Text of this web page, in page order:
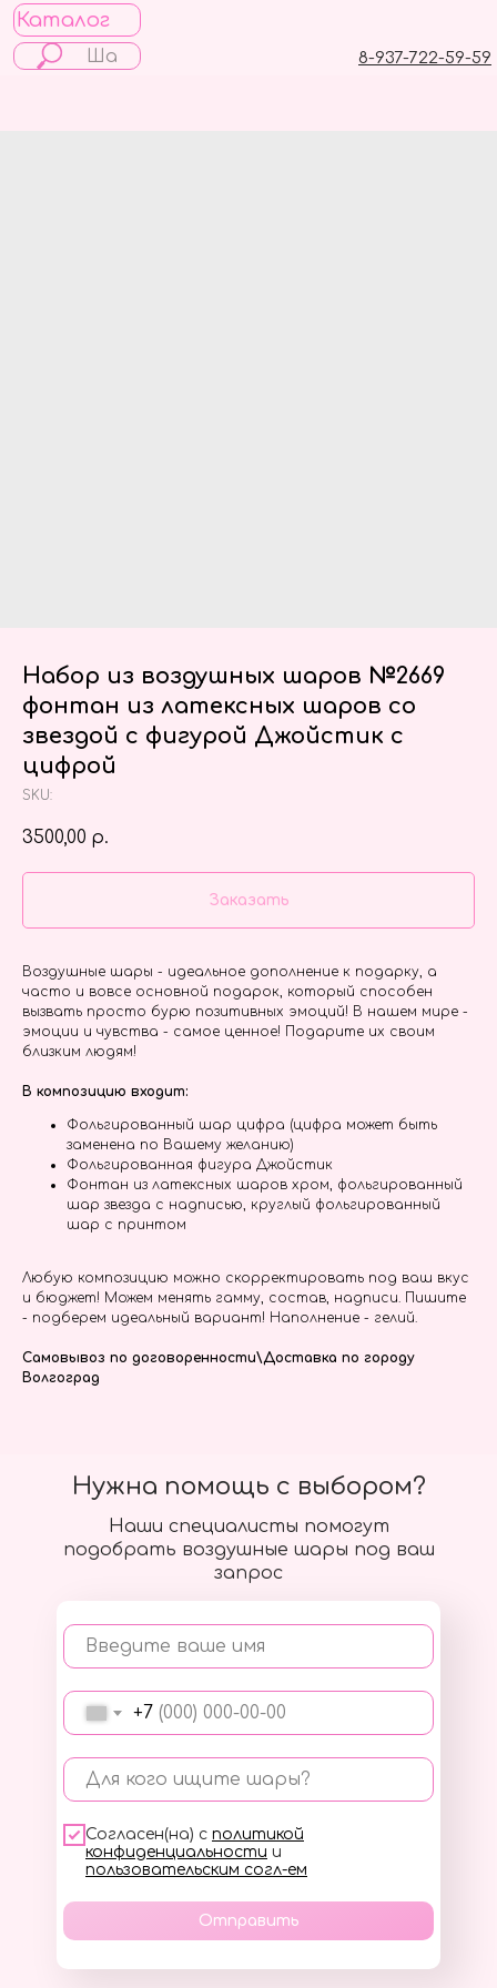
Каталог
8-937-722-59-59
Набор из воздушных шаров №2669
фонтан из латексных шаров со
звездой с фигурой Джойстик с
цифрой
SKU:
3500,00 р.
Заказать
Воздушные шары - идеальное дополнение к подарку, а
часто и вовсе основной подарок, который способен
вызвать просто бурю позитивных эмоций! В нашем мире -
эмоции и чувства - самое ценное! Подарите их своим
близким людям!
В композицию входит:
Фольгированный шар цифра (цифра может быть
заменена по Вашему желанию)
Фольгированная фигура Джойстик
Фонтан из латексных шаров хром, фольгированный
шар звезда с надписью, круглый фольгированный
шар с принтом
Любую композицию можно скорректировать под ваш вкус
и бюджет! Можем менять гамму, состав, надписи. Пишите
- подберем идеальный вариант! Наполнение - гелий.
Самовывоз по договоренности\Доставка по городу
Волгоград
Наши специалисты помогут
подобрать воздушные шары под ваш
запрос
Введите ваше имя
+7
Для кого ищите шары?
Согласен(на) с политикой
конфиденциальности и
пользовательским согл-ем
Отправить
Нужна помощь с выбором?